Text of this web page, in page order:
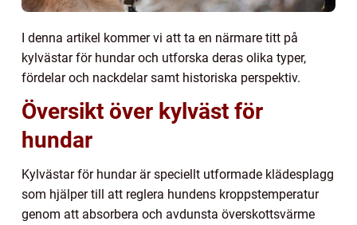
I denna artikel kommer vi att ta en närmare titt på
kylvästar för hundar och utforska deras olika typer,
fördelar och nackdelar samt historiska perspektiv.
Översikt över kylväst för
hundar
Kylvästar för hundar är speciellt utformade klädesplagg
som hjälper till att reglera hundens kroppstemperatur
genom att absorbera och avdunsta överskottsvärme